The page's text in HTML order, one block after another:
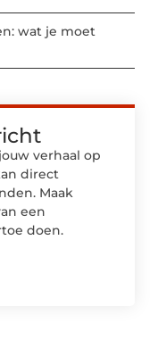
wat je moet
verhaal op
direct
Maak
een
doen.